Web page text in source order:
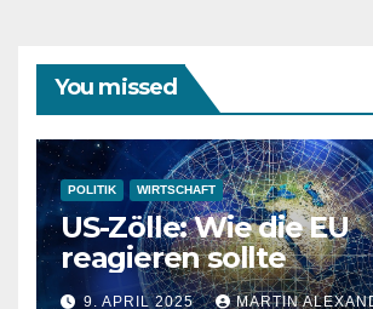
You missed
POLITIK WIRTSCHAFT
US-Zölle: Wie die EU
reagieren sollte
9. APRIL 2025 MARTIN